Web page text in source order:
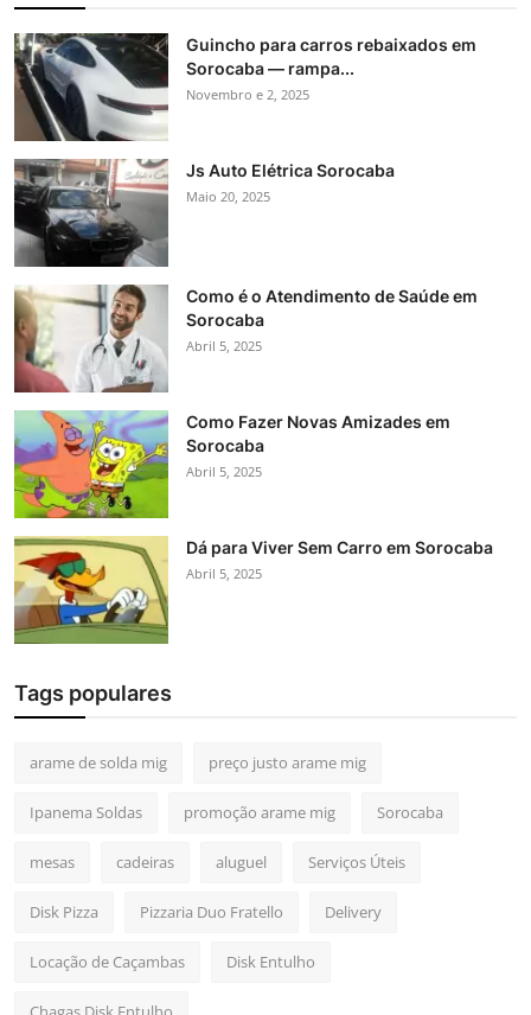
Guincho para carros rebaixados em
Sorocaba — rampa...
Novembro e 2, 2025
Js Auto Elétrica Sorocaba
Maio 20, 2025
Como é o Atendimento de Saúde em
Sorocaba
Abril 5, 2025
Como Fazer Novas Amizades em
Sorocaba
Abril 5, 2025
Dá para Viver Sem Carro em Sorocaba
Abril 5, 2025
Tags populares
arame de solda mig preço justo arame mig
Ipanema Soldas promoção arame mig Sorocaba
mesas cadeiras aluguel Serviços Úteis
Disk Pizza Pizzaria Duo Fratello Delivery
Locação de Caçambas Disk Entulho